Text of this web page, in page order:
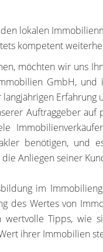
lokalen
kompetent
möchten wir uns
GmbH,
Auftraggeber auf
benötigen, und
Anliegen seiner
im
des Wertes von
Tipps, wie
ihrer Immobilien